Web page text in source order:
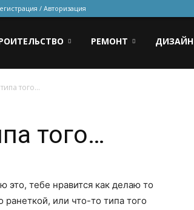
/ Авторизация
РЕМОНТ ДИЗАЙН
того…
того…
это, тебе нравится как делаю то
или что-то типа того